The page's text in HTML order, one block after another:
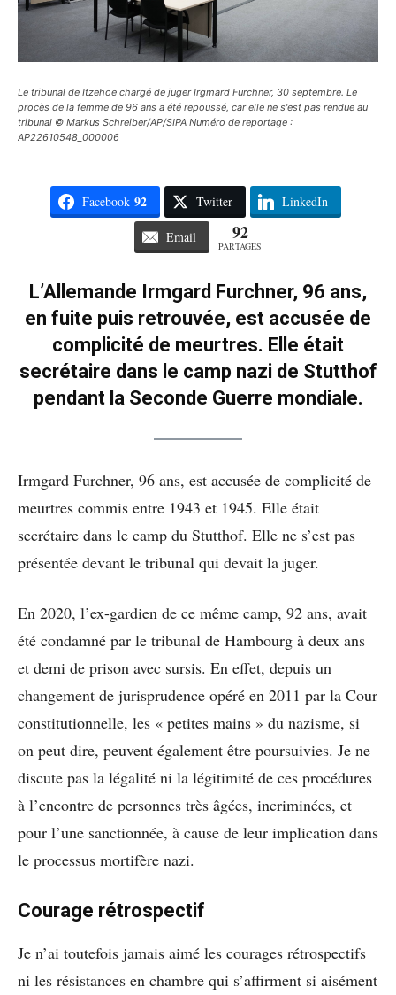
Le tribunal de Itzehoe chargé de juger Irgmard Furchner, 30 septembre. Le
procès de la femme de 96 ans a été repoussé, car elle ne s'est pas rendue au
tribunal © Markus Schreiber/AP/SIPA Numéro de reportage :
AP22610548_000006
Facebook 92 Twitter LinkedIn
Email 92
PARTAGES
L’Allemande Irmgard Furchner, 96 ans,
en fuite puis retrouvée, est accusée de
complicité de meurtres. Elle était
secrétaire dans le camp nazi de Stutthof
pendant la Seconde Guerre mondiale.
Irmgard Furchner, 96 ans, est accusée de complicité de
meurtres commis entre 1943 et 1945. Elle était
secrétaire dans le camp du Stutthof. Elle ne s’est pas
présentée devant le tribunal qui devait la juger.
En 2020, l’ex-gardien de ce même camp, 92 ans, avait
été condamné par le tribunal de Hambourg à deux ans
et demi de prison avec sursis. En effet, depuis un
changement de jurisprudence opéré en 2011 par la Cour
constitutionnelle, les « petites mains » du nazisme, si
on peut dire, peuvent également être poursuivies. Je ne
discute pas la légalité ni la légitimité de ces procédures
à l’encontre de personnes très âgées, incriminées, et
pour l’une sanctionnée, à cause de leur implication dans
le processus mortifère nazi.
Courage rétrospectif
Je n’ai toutefois jamais aimé les courages rétrospectifs
ni les résistances en chambre qui s’affirment si aisément